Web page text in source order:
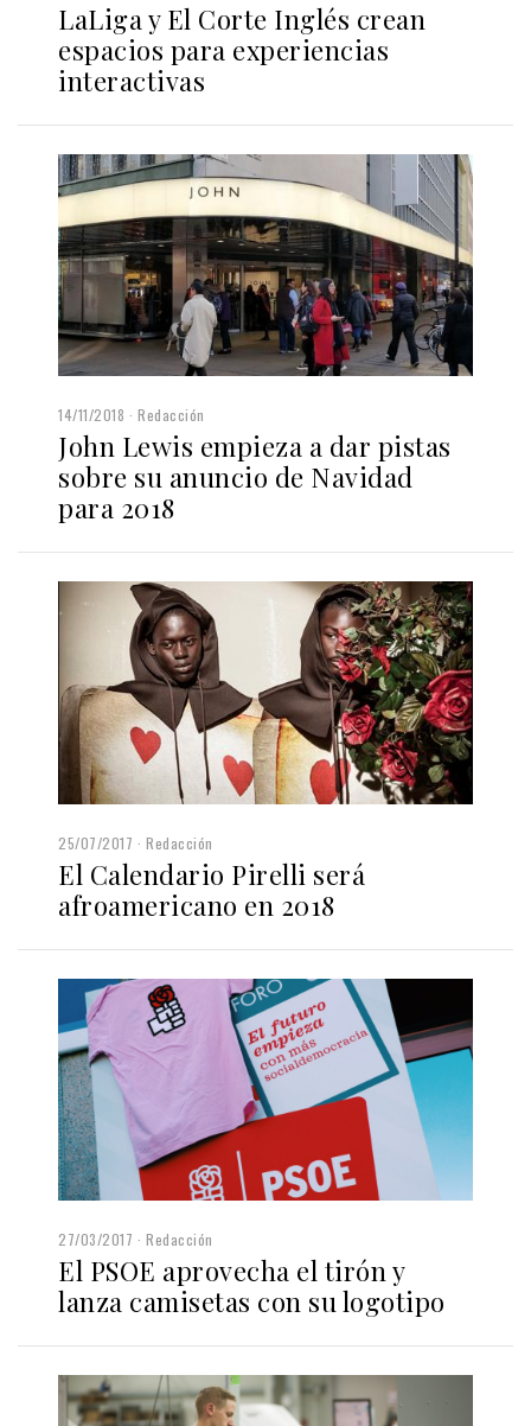
LaLiga y El Corte Inglés crean
espacios para experiencias
interactivas
14/11/2018 Redacción
John Lewis empieza a dar pistas
sobre su anuncio de Navidad
para 2018
25/07/2017 Redacción
El Calendario Pirelli será
afroamericano en 2018
27/03/2017 Redacción
El PSOE aprovecha el tirón y
lanza camisetas con su logotipo